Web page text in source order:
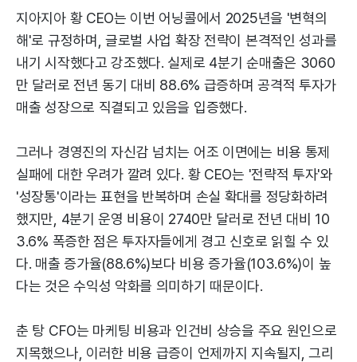
지아지아 황 CEO는 이번 어닝콜에서 2025년을 '변혁의
해'로 규정하며, 글로벌 사업 확장 전략이 본격적인 성과를
내기 시작했다고 강조했다. 실제로 4분기 순매출은 3060
만 달러로 전년 동기 대비 88.6% 급증하며 공격적 투자가
매출 성장으로 직결되고 있음을 입증했다.
그러나 경영진의 자신감 넘치는 어조 이면에는 비용 통제
실패에 대한 우려가 깔려 있다. 황 CEO는 '전략적 투자'와
'성장통'이라는 표현을 반복하며 손실 확대를 정당화하려
했지만, 4분기 운영 비용이 2740만 달러로 전년 대비 10
3.6% 폭증한 점은 투자자들에게 경고 신호로 읽힐 수 있
다. 매출 증가율(88.6%)보다 비용 증가율(103.6%)이 높
다는 것은 수익성 악화를 의미하기 때문이다.
춘 탕 CFO는 마케팅 비용과 인건비 상승을 주요 원인으로
지목했으나, 이러한 비용 급증이 언제까지 지속될지, 그리